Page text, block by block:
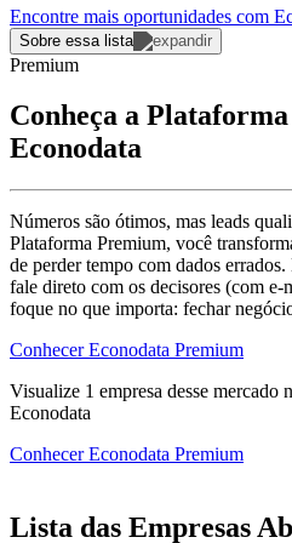
Encontre mais oportunidades com
Sobre essa lista
Premium
Conheça a
Econodata
Números são ótimos, mas leads
Plataforma Premium, você
de perder tempo com dados errados.
fale direto com os decisores (com e-
foque no que importa: fechar
Conhecer Econodata Premium
Visualize 1 empresa desse mercado
Econodata
Conhecer Econodata Premium
Lista das Empresas